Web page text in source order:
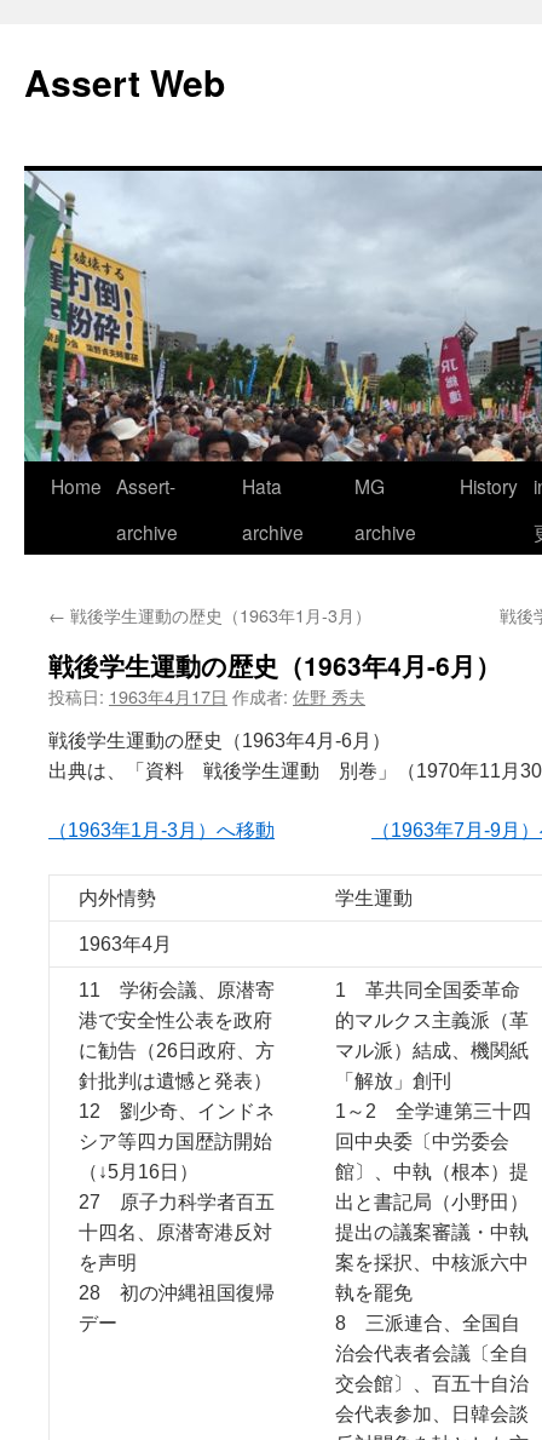
テ
ン
ス
キ
ッ
プ
Assert Web
Home Assert-
archive
Hata
archive
MG
archive
History
← 戦後学生運動の歴史（1963年1月-3月） 戦後
戦後学生運動の歴史（1963年4月-6月）
投稿日: 1963年4月17日 作成者: 佐野 秀夫
戦後学生運動の歴史（1963年4月-6月）
出典は、「資料 戦後学生運動 別巻」（1970年11月30
（1963年1月-3月）へ移動 （1963年7月-9月
内外情勢 学生運動
1963年4月
11 学術会議、原潜寄
港で安全性公表を政府
に勧告（26日政府、方
針批判は遺憾と発表）
12 劉少奇、インドネ
シア等四カ国歴訪開始
（↓5月16日）
27 原子力科学者百五
十四名、原潜寄港反対
を声明
28 初の沖縄祖国復帰
デー
1 革共同全国委革命
的マルクス主義派（革
マル派）結成、機関紙
「解放」創刊
1～2 全学連第三十四
回中央委〔中労委会
館〕、中執（根本）提
出と書記局（小野田）
提出の議案審議・中執
案を採択、中核派六中
執を罷免
8 三派連合、全国自
治会代表者会議〔全自
交会館〕、百五十自治
会代表参加、日韓会談